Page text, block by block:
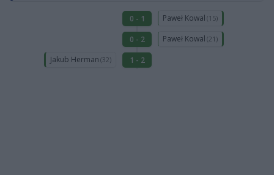
0 - 1 Paweł Kowal (15)
0 - 2 Paweł Kowal (21)
Jakub Herman (32) 1 - 2